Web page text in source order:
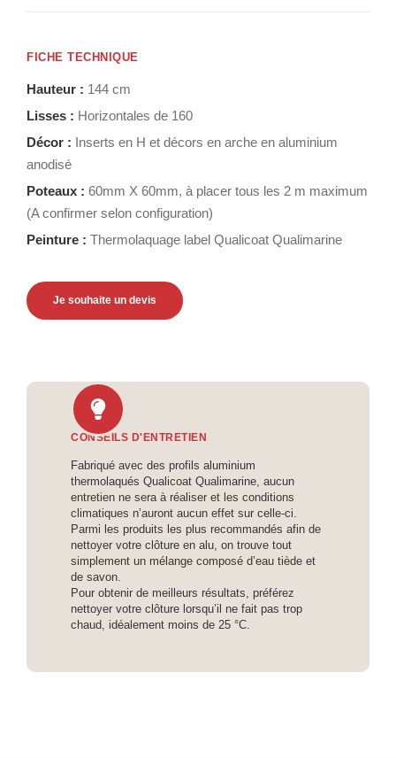
FICHE TECHNIQUE
Hauteur : 144 cm
Lisses : Horizontales de 160
Décor : Inserts en H et décors en arche en aluminium
anodisé
Poteaux : 60mm X 60mm, à placer tous les 2 m maximum
(A confirmer selon configuration)
Peinture : Thermolaquage label Qualicoat Qualimarine
Je souhaite un devis
CONSEILS D'ENTRETIEN
Fabriqué avec des profils aluminium
thermolaqués Qualicoat Qualimarine, aucun
entretien ne sera à réaliser et les conditions
climatiques n’auront aucun effet sur celle-ci.
Parmi les produits les plus recommandés afin de
nettoyer votre clôture en alu, on trouve tout
simplement un mélange composé d’eau tiède et
de savon.
Pour obtenir de meilleurs résultats, préférez
nettoyer votre clôture lorsqu’il ne fait pas trop
chaud, idéalement moins de 25 °C.